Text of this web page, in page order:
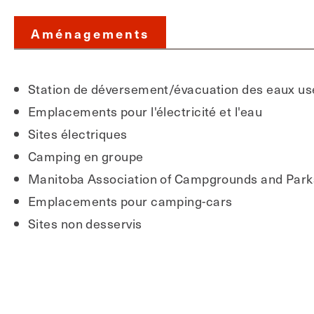
Aménagements
Station de déversement/évacuation des eaux
Emplacements pour l'électricité et l'eau
Sites électriques
Camping en groupe
Manitoba Association of Campgrounds and
Emplacements pour camping-cars
Sites non desservis